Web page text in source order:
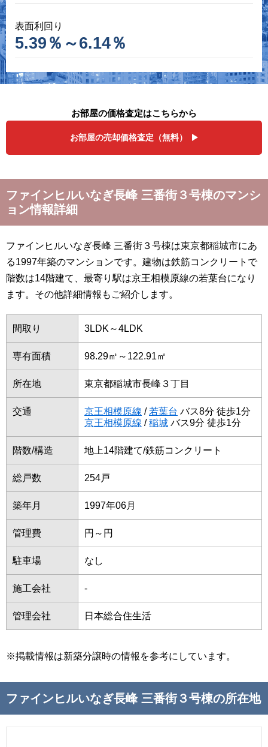
表面利回り
5.39％～6.14％
お部屋の価格査定はこちらから
お部屋の売却価格査定（無料）
ファインヒルいなぎ長峰 三番街３号棟のマンシ
ョン情報詳細
ファインヒルいなぎ長峰 三番街３号棟は東京都稲城市にあ
る1997年築のマンションです。建物は鉄筋コンクリートで
階数は14階建て、最寄り駅は京王相模原線の若葉台になり
ます。その他詳細情報もご紹介します。
間取り 3LDK～4LDK
専有面積 98.29㎡～122.91㎡
所在地 東京都稲城市長峰３丁目
交通 京王相模原線 / 若葉台 バス8分 徒歩1分
京王相模原線 /稲城 バス9分 徒歩1分
階数/構造 地上14階建て/鉄筋コンクリート
総戸数 254戸
築年月 1997年06月
管理費 円～円
駐車場 なし
施工会社 -
管理会社 日本総合住生活
※掲載情報は新築分譲時の情報を参考にしています。
ファインヒルいなぎ長峰 三番街３号棟の所在地